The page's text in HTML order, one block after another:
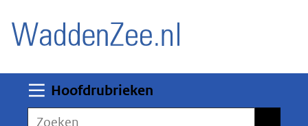
deze
worden
toegestaan
Hoofdrubrieken
Zoeken